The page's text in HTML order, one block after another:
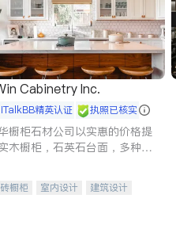
Cabinetry Inc.
iTalkBB精英认证 执照已核实
橱柜石材公司以实惠的价格提
木橱柜，石英石台面，多种优
品质厨房，家的选择。
橱柜 室内设计
建筑设计